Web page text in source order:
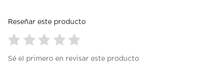
Reseñar este producto
paraparaparaparapara
Sé el primero en revisar este producto